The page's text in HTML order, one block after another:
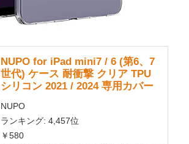
NUPO for iPad mini7 / 6 (第6、7
世代) ケース 耐衝撃 クリア TPU
シリコン 2021 / 2024 専用カバー
NUPO
ランキング: 4,457位
￥580